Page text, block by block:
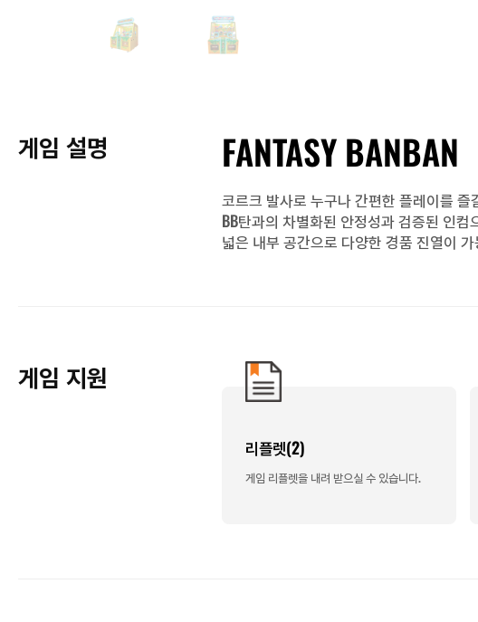
게임 설명 FANTASY BANBAN
코르크 발사로 누구나 간편한 플레이를 즐
BB탄과의 차별화된 안정성과 검증된 인
넓은 내부 공간으로 다양한 경품 진열이
게임 지원
리플렛(2)
게임 리플렛을 내려 받으실 수 있습니다.